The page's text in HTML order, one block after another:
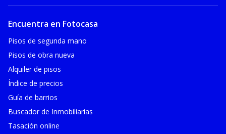
Encuentra en Fotocasa
Pisos de segunda mano
Pisos de obra nueva
Alquiler de pisos
Índice de precios
Guía de barrios
Buscador de Inmobiliarias
Tasación online